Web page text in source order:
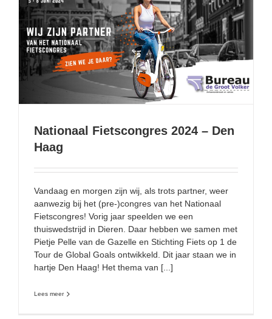
Nationaal Fietscongres 2024 – Den Haag
Nationaal Fietscongres 2024 – Den
Haag
Vandaag en morgen zijn wij, als trots partner, weer
aanwezig bij het (pre-)congres van het Nationaal
Fietscongres! Vorig jaar speelden we een
thuiswedstrijd in Dieren. Daar hebben we samen met
Pietje Pelle van de Gazelle en Stichting Fiets op 1 de
Tour de Global Goals ontwikkeld. Dit jaar staan we in
hartje Den Haag! Het thema van [...]
Lees meer